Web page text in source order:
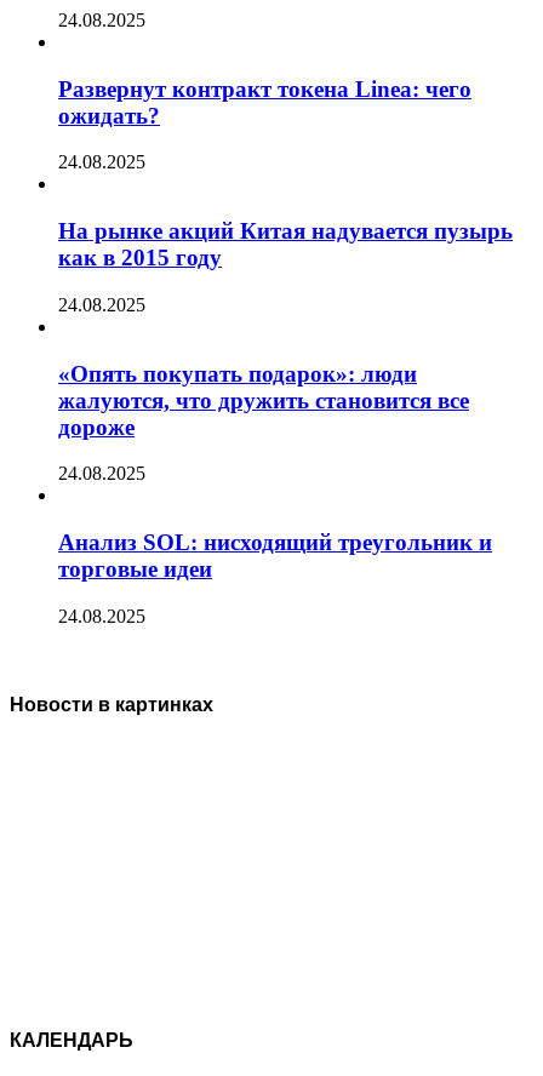
24.08.2025
Развернут контракт токена Linea: чего
ожидать?
24.08.2025
На рынке акций Китая надувается пузырь
как в 2015 году
24.08.2025
«Опять покупать подарок»: люди
жалуются, что дружить становится все
дороже
24.08.2025
Анализ SOL: нисходящий треугольник и
торговые идеи
24.08.2025
Новости в картинках
КАЛЕНДАРЬ